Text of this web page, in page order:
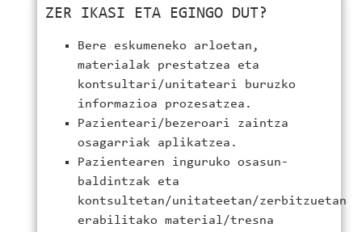
ZER IKASI ETA EGINGO DUT?
Bere eskumeneko arloetan,
materialak prestatzea eta
kontsultari/unitateari buruzko
informazioa prozesatzea.
Pazienteari/bezeroari zaintza
osagarriak aplikatzea.
Pazientearen inguruko osasun-
baldintzak eta
kontsultetan/unitateetan/zerbitzuetan
erabilitako material/tresna